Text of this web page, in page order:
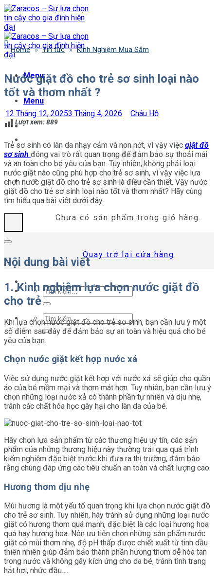
Bỏ
qua
nội
dung
Menu
Menu
Chưa có sản phẩm trong giỏ hàng.
Quay trở lại cửa hàng
Tìm
kiếm:
Tìm
kiếm:
Home » Tin tức » Kinh Nghiệm Mua Sắm
Nước giặt đồ cho trẻ sơ sinh loại nào
tốt và thơm nhất ?
12 Tháng 12, 20253 Tháng 4, 2026 Châu Hồ
Lượt xem:889
Trẻ sơ sinh có làn da nhạy cảm và non nớt, vì vậy việc giặt đồ
sơ sinh đóng vai trò rất quan trọng để đảm bảo sự thoải mái
và an toàn cho bé yêu của bạn. Tuy nhiên, không phải loại
nước giặt nào cũng phù hợp cho trẻ sơ sinh, vì vậy việc lựa
chọn nước giặt đồ cho trẻ sơ sinh là điều cần thiết. Vậy nước
giặt đồ cho trẻ sơ sinh loại nào tốt và thơm nhất? Hãy cùng
tìm hiểu qua bài viết dưới đây.
Nội dung bài viết
1. Kinh nghiệm lựa chọn nước giặt đồ
cho trẻ
Khi lựa chọn nước giặt đồ cho trẻ sơ sinh, bạn cần lưu ý một
số điểm sau đây để đảm bảo sự an toàn và hiệu quả cho bé
yêu của bạn.
Chọn nước giặt kết hợp nước xả
Việc sử dụng nước giặt kết hợp với nước xả sẽ giúp cho quần
áo của bé mềm mại và thơm mát hơn. Tuy nhiên, bạn cần lưu ý
chọn những loại nước xả có thành phần tự nhiên và dịu nhẹ,
tránh các chất hóa học gây hại cho làn da của bé.
Hãy chọn lựa sản phẩm từ các thương hiệu uy tín, các sản
phẩm của những thương hiệu này thường trải qua quá trình
kiểm nghiệm đặc biệt trước khi đưa ra thị trường, đảm bảo
rằng chúng đáp ứng các tiêu chuẩn an toàn và chất lượng cao.
Hương thơm dịu nhẹ
Mùi hương là một yếu tố quan trọng khi lựa chọn nước giặt đồ
cho trẻ sơ sinh. Tuy nhiên, hãy tránh sử dụng những loại nước
giặt có hương thơm quá mạnh, đặc biệt là các loại hương hoa
quả hay hương hoa. Nên ưu tiên chọn những sản phẩm nước
giặt có mùi thơm nhẹ, độ pH thấp được chiết xuất từ tinh dầu
thiên nhiên giúp đảm bảo thành phần hương thơm dễ hòa tan
trong nước và không gây kích ứng cho da bé, tránh tình trạng
hắt hơi, nhức đầu….